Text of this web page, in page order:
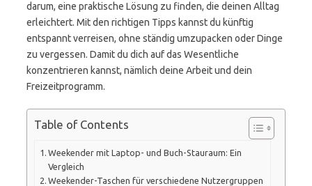
darum, eine praktische Lösung zu finden, die deinen Alltag
erleichtert. Mit den richtigen Tipps kannst du künftig
entspannt verreisen, ohne ständig umzupacken oder Dinge
zu vergessen. Damit du dich auf das Wesentliche
konzentrieren kannst, nämlich deine Arbeit und dein
Freizeitprogramm.
Table of Contents
Weekender mit Laptop- und Buch-Stauraum: Ein
Vergleich
Weekender-Taschen für verschiedene Nutzergruppen